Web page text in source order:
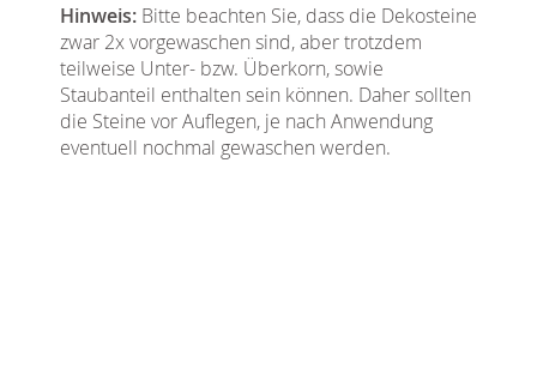
Hinweis: Bitte beachten Sie, dass die Dekosteine
zwar 2x vorgewaschen sind, aber trotzdem
teilweise Unter- bzw. Überkorn, sowie
Staubanteil enthalten sein können. Daher sollten
die Steine vor Auflegen, je nach Anwendung
eventuell nochmal gewaschen werden.